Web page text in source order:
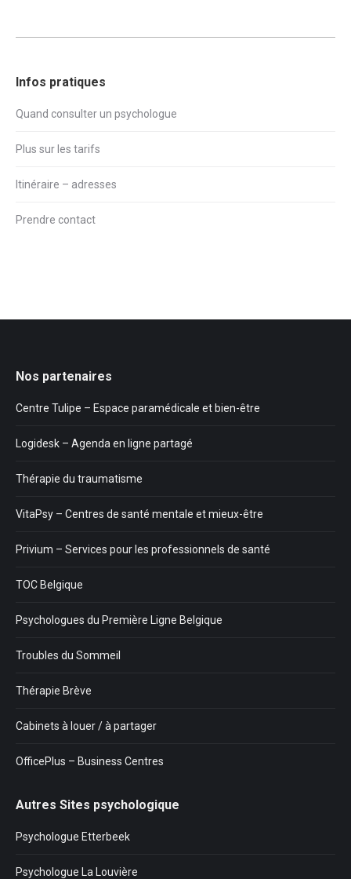
Infos pratiques
Quand consulter un psychologue
Plus sur les tarifs
Itinéraire – adresses
Prendre contact
Nos partenaires
Centre Tulipe – Espace paramédicale et bien-être
Logidesk – Agenda en ligne partagé
Thérapie du traumatisme
VitaPsy – Centres de santé mentale et mieux-être
Privium – Services pour les professionnels de santé
TOC Belgique
Psychologues du Première Ligne Belgique
Troubles du Sommeil
Thérapie Brève
Cabinets à louer / à partager
OfficePlus – Business Centres
Autres Sites psychologique
Psychologue Etterbeek
Psychologue La Louvière